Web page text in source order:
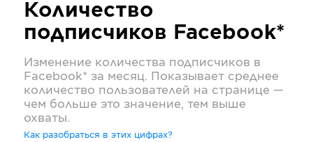
Количество
подписчиков Facebook*
Изменение количества подписчиков в
Facebook* за месяц. Показывает среднее
количество пользователей на странице —
чем больше это значение, тем выше
охваты.
Как разобраться в этих цифрах?